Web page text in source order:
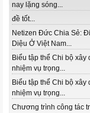
nay lặng sóng...
đề tốt...
Netizen Đức Chia Sẻ:
Diệu Ở Việt Nam...
Biểu tập thể Chi bộ xây
nhiệm vụ trọng...
Biểu tập thể Chi bộ xây
nhiệm vụ trọng...
Chương trình công tác